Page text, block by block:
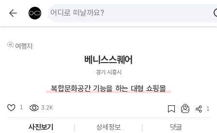
여행지
베니스스퀘어
경기 시흥시
복합문화공간 기능을 하는 대형 쇼핑몰
1 3.2K 1
사진보기 상세정보 댓글